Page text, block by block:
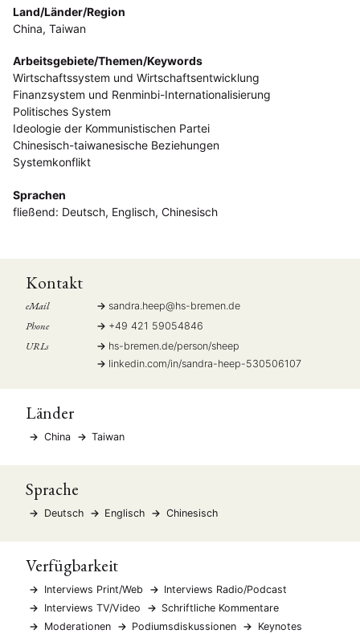
Land/Länder/Region
China, Taiwan
Arbeitsgebiete/Themen/Keywords
Wirtschaftssystem und Wirtschaftsentwicklung
Finanzsystem und Renminbi-Internationalisierung
Politisches System
Ideologie der Kommunistischen Partei
Chinesisch-taiwanesische Beziehungen
Systemkonflikt
Sprachen
fließend: Deutsch, Englisch, Chinesisch
Kontakt
eMail sandra.heep@hs-bremen.de
Phone +49 421 59054846
URLs
hs-bremen.de/person/sheep
linkedin.com/in/sandra-heep-530506107
Länder
China Taiwan
Sprache
Deutsch Englisch Chinesisch
Verfügbarkeit
Interviews Print/Web
Interviews Radio/Podcast
Interviews TV/Video
Schriftliche Kommentare
Moderationen
Podiumsdiskussionen
Keynotes